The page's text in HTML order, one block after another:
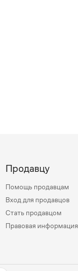
Продавцу
Помощь продавцам
Вход для продавцов
Стать продавцом
Правовая информация